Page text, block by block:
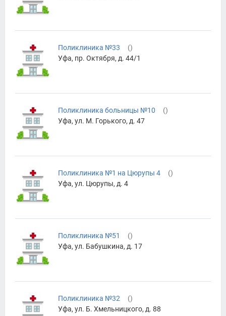
Поликлиника №33 ()
Уфа, пр. Октября, д. 44/1
Поликлиника больницы №10 ()
Уфа, ул. М. Горького, д. 47
Поликлиника №1 на Цюрупы 4 ()
Уфа, ул. Цюрупы, д. 4
Поликлиника №51 ()
Уфа, ул. Бабушкина, д. 17
Поликлиника №32 ()
Уфа, ул. Б. Хмельницкого, д. 88